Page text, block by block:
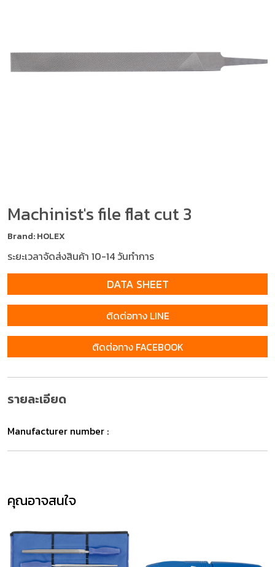
Machinist's file flat cut 3
Brand: HOLEX
ระยะเวลาจัดส่งสินค้า 10-14 วันทำการ
DATA SHEET
ติดต่อทาง LINE
ติดต่อทาง FACEBOOK
รายละเอียด
Manufacturer number :
คุณอาจสนใจ